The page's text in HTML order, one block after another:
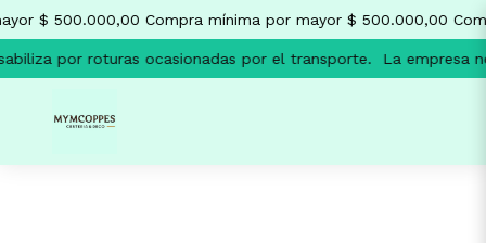
$ 500.000,00 Compra mínima por mayor $ 500.000,00
por roturas ocasionadas por el transporte. La empresa